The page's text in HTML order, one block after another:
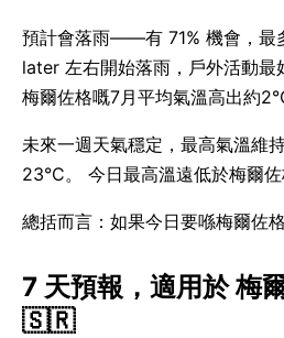
預計會落雨——有 71% 機會，最
later 左右開始落雨，戶外活動最
梅爾佐格嘅7月平均氣溫高出約
未來一週天氣穩定，最高氣溫維
23°C。 今日最高溫遠低於梅爾佐
總括而言：如果今日要喺梅爾佐
7 天預報，適用於 梅
🇸🇷